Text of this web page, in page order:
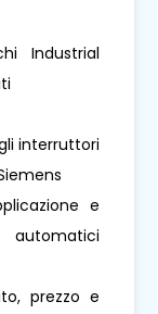
Industrial
interruttori
e
prezzo e